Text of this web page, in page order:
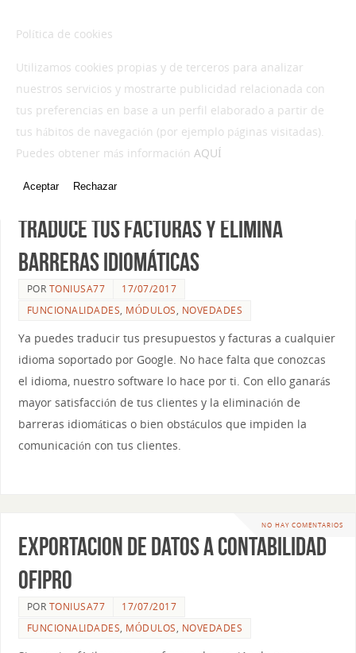
CATEGORÍA: MÓDULOS
Traduce tus facturas y elimina
barreras idiomáticas
POR TONIUSA77
17/07/2017
FUNCIONALIDADES, MÓDULOS, NOVEDADES
Ya puedes traducir tus presupuestos y facturas a cualquier
idioma soportado por Google. No hace falta que conozcas
el idioma, nuestro software lo hace por ti. Con ello ganarás
mayor satisfacción de tus clientes y la eliminación de
barreras idiomáticas o bien obstáculos que impiden la
comunicación con tus clientes.
NO HAY COMENTARIOS
Exportacion de datos a contabilidad
OFIPRO
POR TONIUSA77
17/07/2017
FUNCIONALIDADES, MÓDULOS, NOVEDADES
Política de cookies
Utilizamos cookies propias y de terceros para analizar
nuestros servicios y mostrarte publicidad relacionada con
tus preferencias en base a un perfil elaborado a partir de
tus hábitos de navegación (por ejemplo páginas visitadas).
Puedes obtener más información AQUÍ
Aceptar Rechazar